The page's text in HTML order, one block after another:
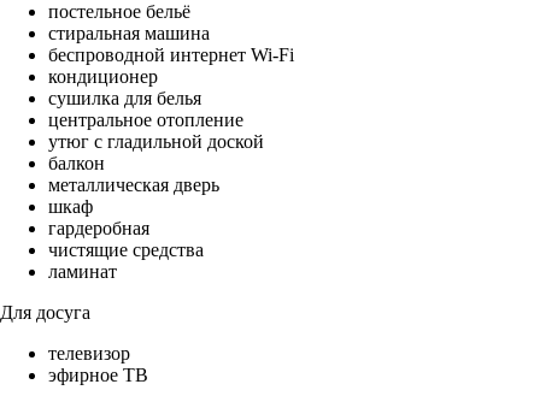
постельное бельё
стиральная машина
беспроводной интернет Wi-Fi
кондиционер
сушилка для белья
центральное отопление
утюг с гладильной доской
балкон
металлическая дверь
шкаф
гардеробная
чистящие средства
ламинат
Для досуга
телевизор
эфирное ТВ